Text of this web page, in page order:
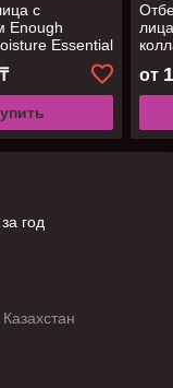
с
Enough
Essential
от
год